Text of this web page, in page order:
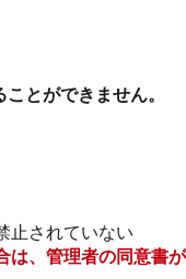
とができません。
止されていない
、管理者の同意書